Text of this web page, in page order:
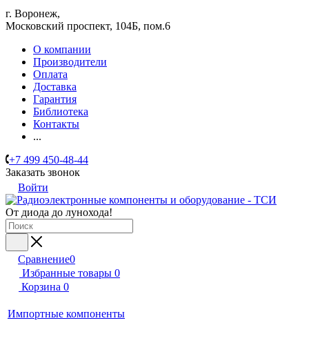
г. Воронеж,
​Московский проспект, 104Б, пом.6
О компании
Производители
Оплата
Доставка
Гарантия
Библиотека
Контакты
...
+7 499 450-48-44
Заказать звонок
Войти
От диода до лунохода!
Сравнение0
Избранные товары 0
Корзина 0
Импортные компоненты